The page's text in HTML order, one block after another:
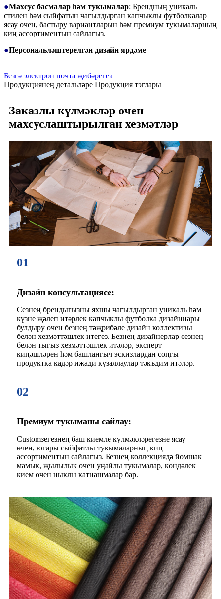
●Махсус басмалар һәм тукымалар: Брендның уникаль
стилен һәм сыйфатын чагылдырган капчыклы футболкалар
ясау өчен, бастыру вариантларын һәм премиум тукымаларның
киң ассортиментын сайлагыз.
●Персональләштерелгән дизайн ярдәме.
Безгә электрон почта җибәрегез
Продукциянең детальләре Продукция тэглары
Заказлы күлмәкләр өчен
махсуслаштырылган хезмәтләр
01
Дизайн консультациясе:
Сезнең брендыгызны яхшы чагылдырган уникаль һәм
күзне җәлеп итәрлек капчыклы футболка дизайннары
булдыру өчен безнең тәҗрибәле дизайн коллективы
белән хезмәттәшлек итегез. Безнең дизайнерлар сезнең
белән тыгыз хезмәттәшлек итәләр, эксперт
киңәшләрен һәм башлангыч эскизлардан соңгы
продуктка кадәр иҗади күзаллаулар тәкъдим итәләр.
02
Премиум тукыманы сайлау:
Customзегезнең баш киемле күлмәкләрегезне ясау
өчен, югары сыйфатлы тукымаларның киң
ассортиментын сайлагыз. Безнең коллекциядә йомшак
мамык, җылылык өчен уңайлы тукымалар, көндәлек
кием өчен ныклы катнашмалар бар.